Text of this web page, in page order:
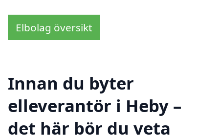
Elbolag översikt
Innan du byter
elleverantör i Heby –
det här bör du veta